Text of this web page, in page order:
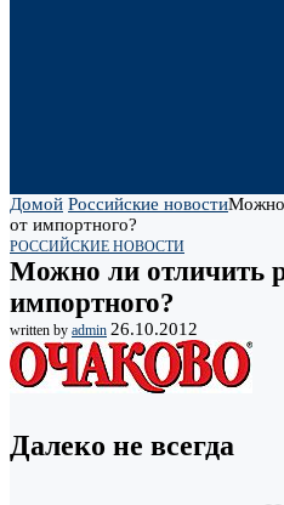
Домой Российские новостиМожно
от импортного?
РОССИЙСКИЕ НОВОСТИ
Можно ли отличить
импортного?
written by admin 26.10.2012
Далеко не всегда